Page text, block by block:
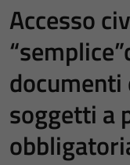
Accesso
soggetti a